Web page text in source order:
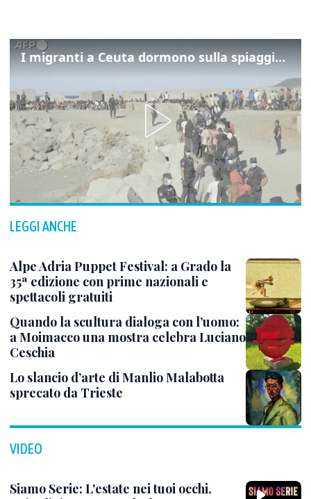
I migranti a Ceuta dormono sulla spiaggia: "Vogliamo entrare in Europa"
LEGGI ANCHE
Alpe Adria Puppet Festival: a Grado la
35ª edizione con prime nazionali e
spettacoli gratuiti
Quando la scultura dialoga con l’uomo:
a Moimacco una mostra celebra Luciano
Ceschia
Lo slancio d’arte di Manlio Malabotta
sprecato da Trieste
VIDEO
Siamo Serie: L'estate nei tuoi occhi,